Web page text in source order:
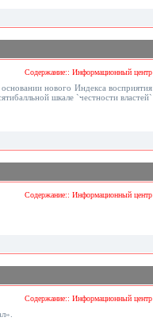
Содержание:: Информационный центр
нового Индекса восприятия
шкале `честности властей`
Содержание:: Информационный центр
Содержание:: Информационный центр